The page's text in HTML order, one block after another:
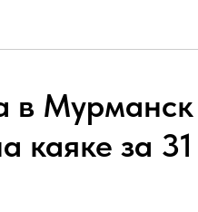
в Мурманск
каяке за 31